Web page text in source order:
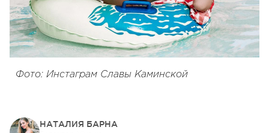
Фото: Инстаграм Славы Каминской
НАТАЛИЯ БАРНА